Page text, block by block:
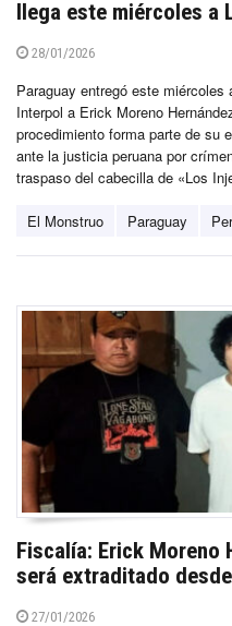
llega este miércoles a
28/01/2026
Paraguay entregó este
Interpol a Erick Moreno
procedimiento forma parte de su
ante la justicia peruana por
traspaso del cabecilla de «Los
El Monstruo Paraguay
Fiscalía: Erick Moreno
será extraditado
27/01/2026